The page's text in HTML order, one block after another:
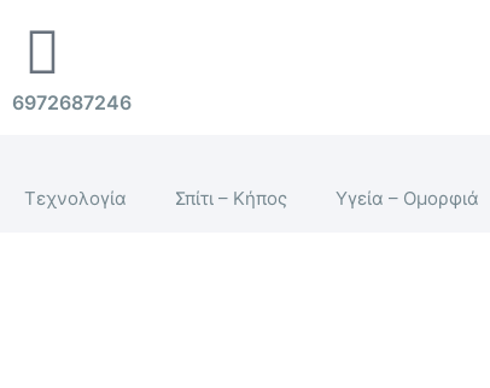
περιεχόμενο
6972687246
Τεχνολογία Σπίτι – Κήπος Υγεία – Ομορφιά